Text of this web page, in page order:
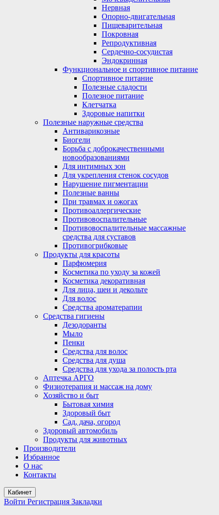
Нервная
Опорно-двигательная
Пищеварительная
Покровная
Репродуктивная
Сердечно-сосудистая
Эндокринная
Функциональное и спортивное питание
Спортивное питание
Полезные сладости
Полезное питание
Клетчатка
Здоровые напитки
Полезные наружные средства
Антиварикозные
Биогели
Борьба с доброкачественными
новообразованиями
Для интимных зон
Для укрепления стенок сосудов
Нарушение пигментации
Полезные ванны
При травмах и ожогах
Противоаллергические
Противовоспалительные
Противовоспалительные массажные
средства для суставов
Противогрибковые
Продукты для красоты
Парфюмерия
Косметика по уходу за кожей
Косметика декоративная
Для лица, шеи и декольте
Для волос
Средства ароматерапии
Средства гигиены
Дезодоранты
Мыло
Пенки
Средства для волос
Средства для душа
Средства для ухода за полость рта
Аптечка АРГО
Физиотерапия и массаж на дому
Хозяйство и быт
Бытовая химия
Здоровый быт
Сад, дача, огород
Здоровый автомобиль
Продукты для животных
Производители
Избранное
О нас
Контакты
Кабинет
Войти Регистрация Закладки